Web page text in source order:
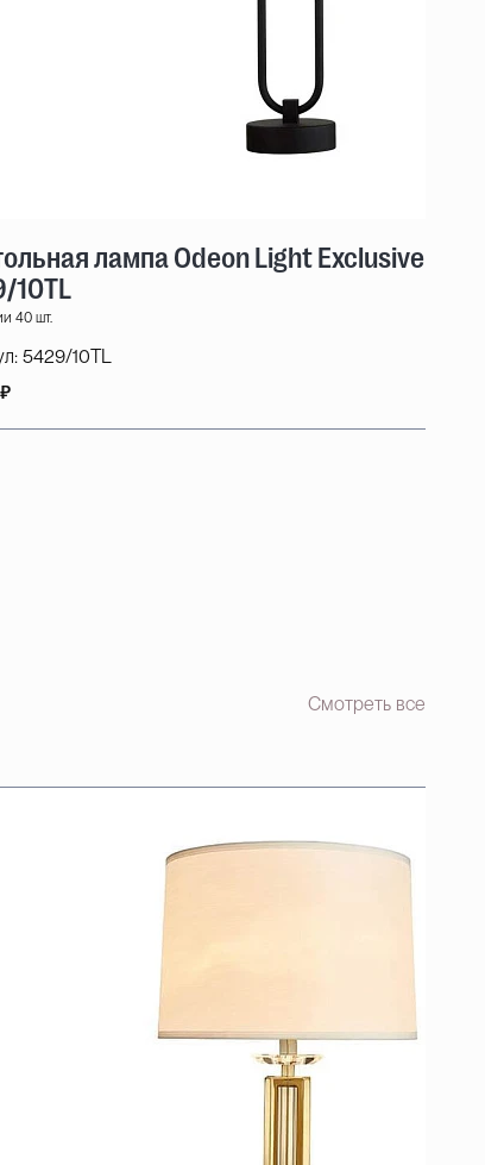
лампа Odeon Light Exclusive
10TL
40 шт.
5429/10TL
Смотреть все